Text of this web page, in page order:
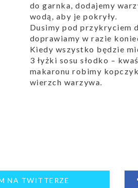
do garnka, dodajemy
wodą, aby je pokryły.
Dusimy pod przykryciem
doprawiamy w razie
Kiedy wszystko będzie
3 łyżki sosu słodko –
makaronu robimy
wierzch warzywa.
NA TWITTERZE